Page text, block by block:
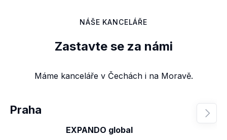
NÁŠE KANCELÁŘE
Zastavte se za námi
Máme kanceláře v Čechách i na Moravě.
Praha
EXPANDO global
